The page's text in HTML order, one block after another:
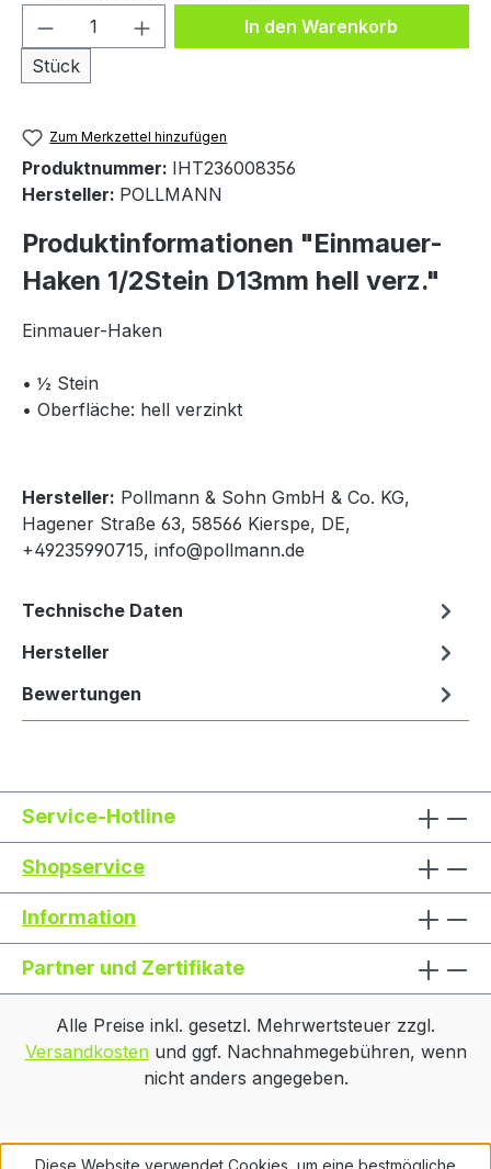
Produkt Anzahl: Gib den
Stück
In den Warenkorb
Zum Merkzettel hinzufügen
Produktnummer: IHT236008356
Hersteller: POLLMANN
Produktinformationen "Einmauer-
Haken 1/2Stein D13mm hell verz."
Einmauer-Haken
• ½ Stein
• Oberfläche: hell verzinkt
Hersteller: Pollmann & Sohn GmbH & Co. KG,
Hagener Straße 63, 58566 Kierspe, DE,
+49235990715, info@pollmann.de
Technische Daten
Hersteller
Bewertungen
Service-Hotline
Shopservice
Information
Partner und Zertifikate
Alle Preise inkl. gesetzl. Mehrwertsteuer zzgl.
Versandkostenund ggf. Nachnahmegebühren, wenn
nicht anders angegeben.
Diese Website verwendet Cookies, um eine bestmögliche